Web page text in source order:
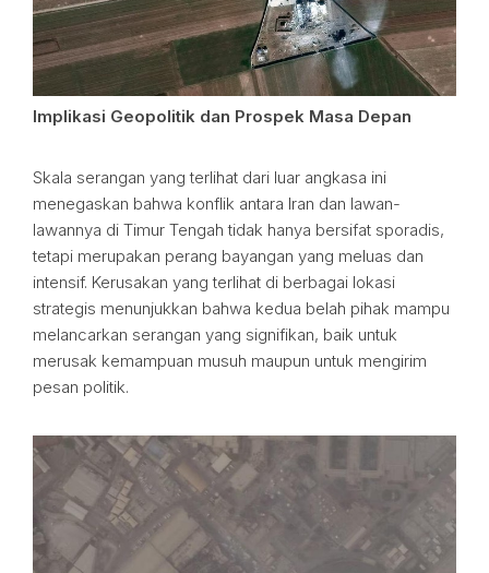
Implikasi Geopolitik dan Prospek Masa Depan
Skala serangan yang terlihat dari luar angkasa ini
menegaskan bahwa konflik antara Iran dan lawan-
lawannya di Timur Tengah tidak hanya bersifat sporadis,
tetapi merupakan perang bayangan yang meluas dan
intensif. Kerusakan yang terlihat di berbagai lokasi
strategis menunjukkan bahwa kedua belah pihak mampu
melancarkan serangan yang signifikan, baik untuk
merusak kemampuan musuh maupun untuk mengirim
pesan politik.